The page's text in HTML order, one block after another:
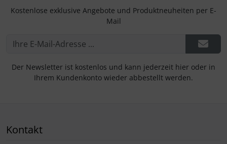
Kostenlose exklusive Angebote und Produktneuheiten per E-
Mail
Der Newsletter ist kostenlos und kann jederzeit hier oder in
Ihrem Kundenkonto wieder abbestellt werden.
Kontakt